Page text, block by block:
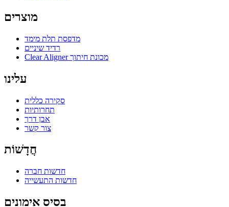
מוצרים
מדפסת תלת מימד
רדיד שיניים
Clear Aligner מכונת חיתוך
עלינו
סקירה כללית
תחרותיות
אבן דרך
צור קשר
חֲדָשׁוֹת
חדשות חברה
חדשות התעשייה
בסיס אימונים